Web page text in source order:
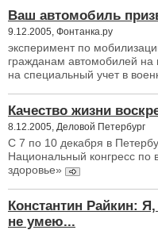
Ваш автомобиль
9.12.2005, Фонтанка.ру
эксперимент по
гражданам автомобилей на
на специальный учет в
Качество жизни
8.12.2005, Деловой Петербург
С 7 по 10 декабря в
Национальный конгресс по
здоровье»
Константин Райкин:
не умею...